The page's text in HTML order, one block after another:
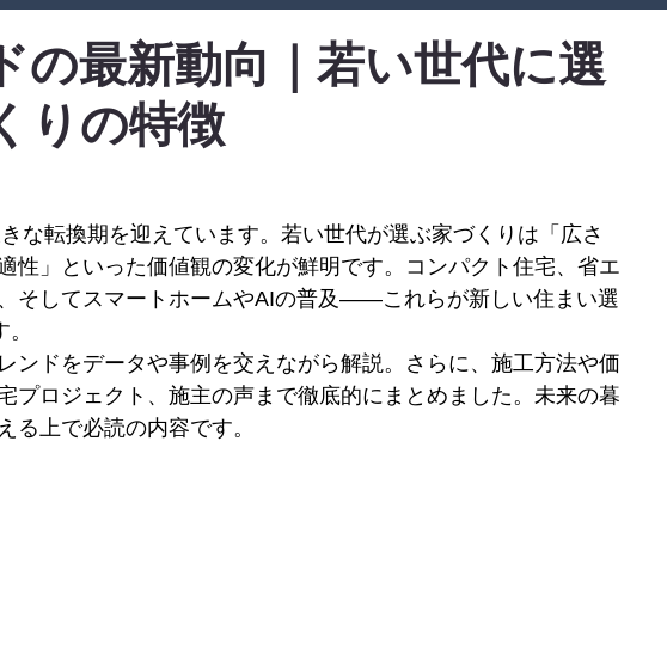
の最新動向｜若い世代に選
りの特徴
な転換期を迎えています。若い世代が選ぶ家づくりは「広さ
性」といった価値観の変化が鮮明です。コンパクト住宅、省エ
そしてスマートホームやAIの普及——これらが新しい住まい選
ンドをデータや事例を交えながら解説。さらに、施工方法や価
プロジェクト、施主の声まで徹底的にまとめました。未来の暮
る上で必読の内容です。